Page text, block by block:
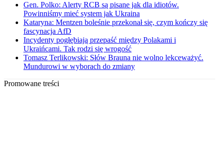
Gen. Polko: Alerty RCB są pisane jak dla idiotów.
Powinniśmy mieć system jak Ukraina
Kataryna: Mentzen boleśnie przekonał się, czym kończy się
fascynacja AfD
Incydenty pogłębiają przepaść między Polakami i
Ukraińcami. Tak rodzi się wrogość
Tomasz Terlikowski: Słów Brauna nie wolno lekceważyć.
Mundurowi w wyborach do zmiany
Promowane treści